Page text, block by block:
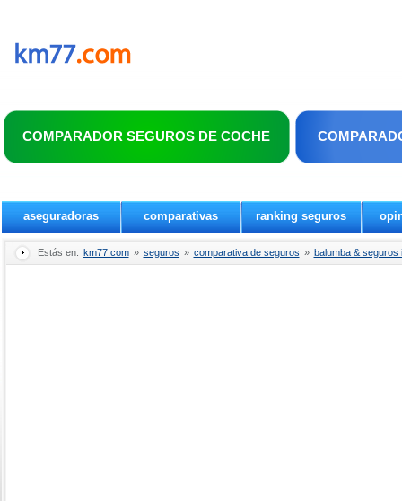
COMPARADOR SEGUROS DE COCHE
aseguradoras comparativas ranking seguros
Estás en: km77.com » seguros » comparativa de seguros » balumba & seguros